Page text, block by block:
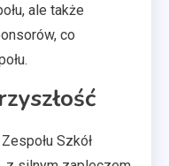
ale także
co
Szkół